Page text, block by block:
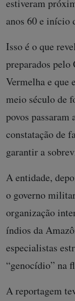
estiveram
anos 60 e início
Isso é o que
preparados
Vermelha e que
meio século de
povos
constatação de
garantir a
A entidade,
o governo
organização
índios da
especialistas
“genocídio” na
A reportagem